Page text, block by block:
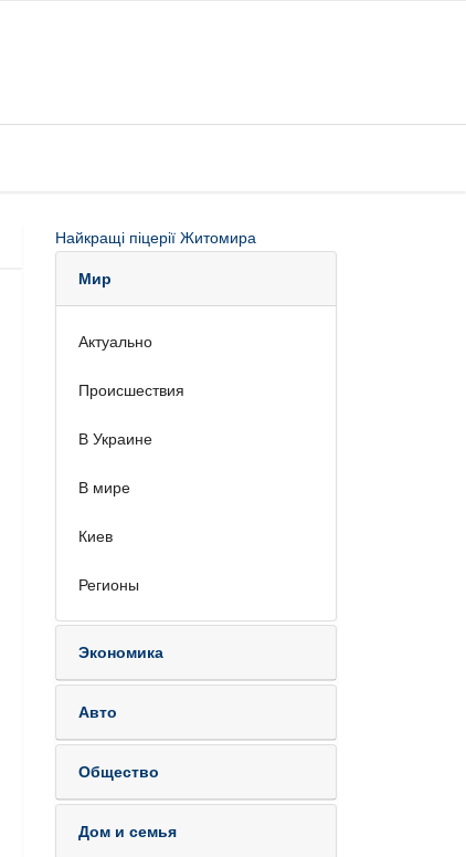
Найкращі піцерії Житомира
Мир
Актуально
Происшествия
В Украине
В мире
Киев
Регионы
Экономика
Авто
Общество
Дом и семья